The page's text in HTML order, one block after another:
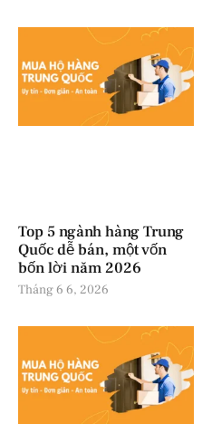
Top 5 ngành hàng Trung
Quốc dễ bán, một vốn
bốn lời năm 2026
Tháng 6 6, 2026